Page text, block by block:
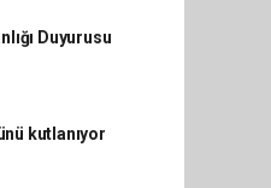
Duyurusu
kutlanıyor